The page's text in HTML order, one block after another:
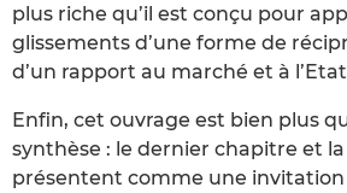
plus riche qu’il est conçu pour
glissements d’une forme de
d’un rapport au marché et à
Enfin, cet ouvrage est bien plus
synthèse : le dernier chapitre et
présentent comme une invitation